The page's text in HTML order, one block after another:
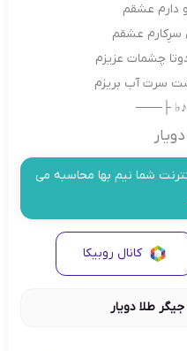
دارم عشقم
سرِکارم عشقم
چشمات عزیزم
سرت آب بریزم
───┤
شما نیم بها محاسبه می
کانال روبیکا
طلا دویار